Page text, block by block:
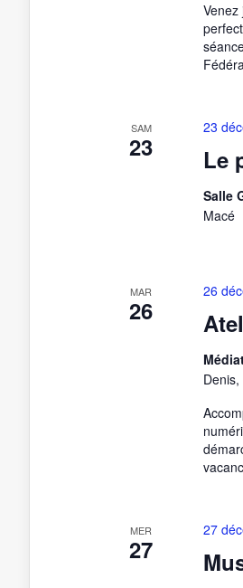
SAM
23 Le
23
Salle
Macé
MAR
26
26
MER
27
27